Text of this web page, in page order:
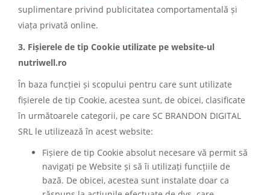
suplimentare privind publicitatea comportamentală și
viața privată online.
3. Fișierele de tip Cookie utilizate pe website-ul
nutriwell.ro
În baza funcției și scopului pentru care sunt utilizate
fișierele de tip Cookie, acestea sunt, de obicei, clasificate
în următoarele categorii, pe care SC BRANDON DIGITAL
SRL le utilizează în acest website:
Fișiere de tip Cookie absolut necesare vă permit să
navigați pe Website și să îi utilizați funcțiile de
bază. De obicei, acestea sunt instalate doar ca